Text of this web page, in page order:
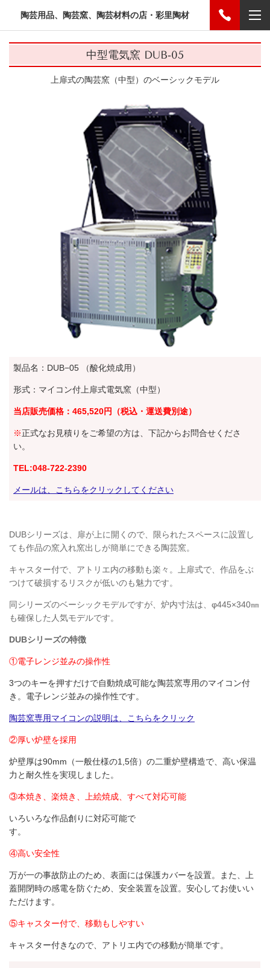
陶芸用品、陶芸窯、陶芸材料の店・彩里陶材
中型電気窯 DUB‐05
上扉式の陶芸窯（中型）のベーシックモデル
製品名： DUB−05 （酸化焼成用）
形式：マイコン付上扉式電気窯（中型）
当店販売価格： 465,520円 （税込・運送費別途）
※正式なお見積りをご希望の方は、下記からお問合せくださ
い。
TEL:048-722-2390
メールは、こちらをクリックしてください
DUBシリーズは、扉が上に開くので、限られたスペースに設置し
ても作品の窯入れ窯出しが簡単にできる陶芸窯。
キャスター付で、アトリエ内の移動も楽々。上扉式で、作品をぶ
つけて破損するリスクが低いのも魅力です。
同シリーズのベーシックモデルですが、炉内寸法は、φ445×340㎜
も確保した人気モデルです。
DUBシリーズの特徴
①電子レンジ並みの操作性
3つのキーを押すだけで自動焼成可能な陶芸窯専用のマイコン付
き。電子レンジ並みの操作性です。
陶芸窯専用マイコンの説明は、こちらをクリック
②厚い炉壁を採用
炉壁厚は90mm（一般仕様の1,5倍）の二重炉壁構造で、高い保温
力と耐久性を実現しました。
③本焼き、楽焼き、上絵焼成、すべて対応可能
いろいろな作品創りに対応可能で
す。
④高い安全性
万が一の事故防止のため、表面には保護カバーを設置。また、上
蓋開閉時の感電を防ぐため、安全装置を設置。安心してお使いい
ただけます。
⑤キャスター付で、移動もしやすい
キャスター付きなので、アトリエ内での移動が簡単です。